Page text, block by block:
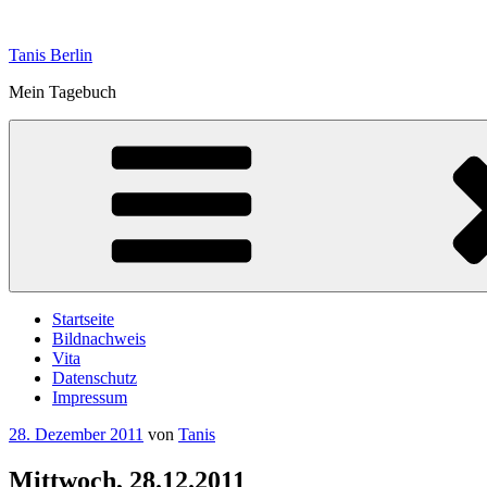
springen
Tanis Berlin
Mein Tagebuch
Startseite
Bildnachweis
Vita
Datenschutz
Impressum
Veröffentlicht
28. Dezember 2011 von Tanis
Mittwoch, 28.12.2011